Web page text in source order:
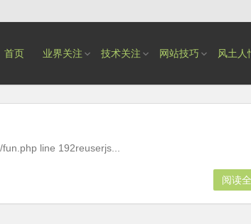
首页 业界关注 技术关注 网站技巧 风土人
line 192reuserjs...
阅读